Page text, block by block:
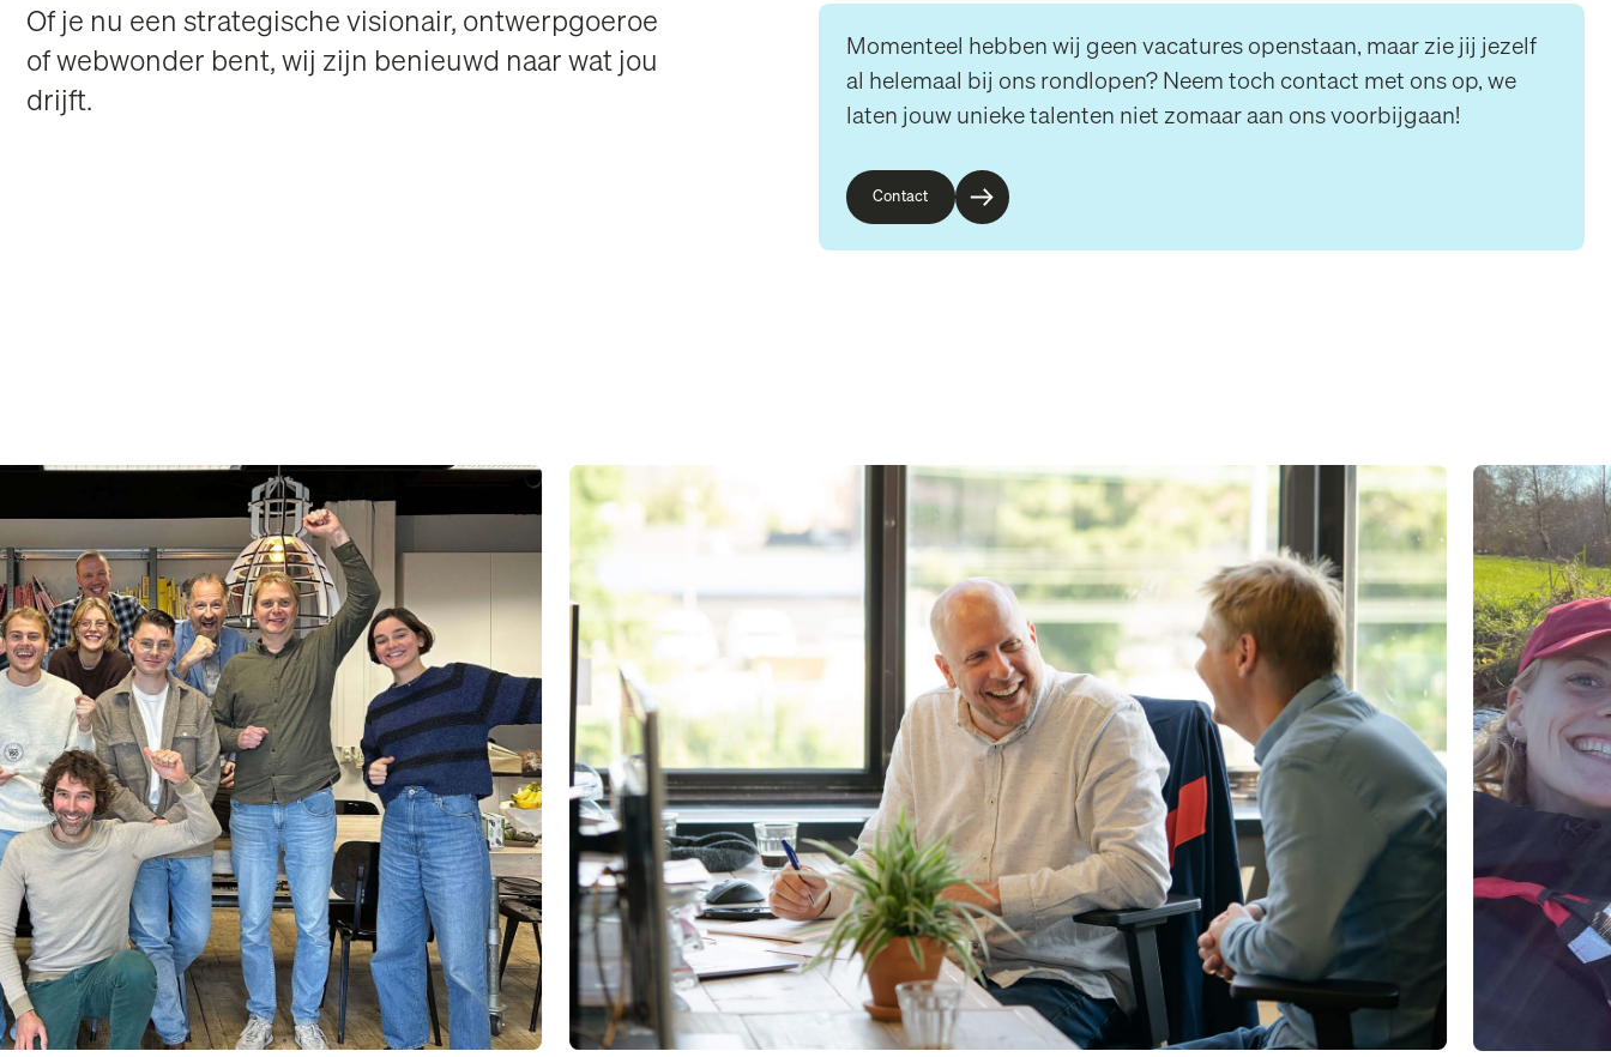
Of je nu een strategische visionair, ontwerpgoeroe
of webwonder bent, wij zijn benieuwd naar wat jou
drijft.
Momenteel hebben wij geen vacatures openstaan, maar zie jij jezelf
al helemaal bij ons rondlopen? Neem toch contact met ons op, we
laten jouw unieke talenten niet zomaar aan ons voorbijgaan!
Contact